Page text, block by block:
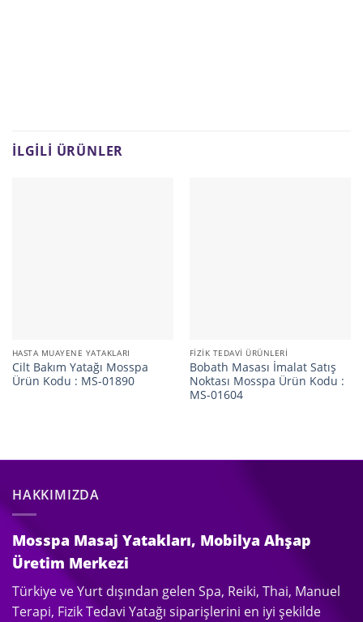
İLGILI ÜRÜNLER
HASTA MUAYENE YATAKLARI
Cilt Bakım Yatağı Mosspa
Ürün Kodu : MS-01890
FIZIK TEDAVI ÜRÜNLERI
Bobath Masası İmalat Satış
Noktası Mosspa Ürün Kodu :
MS-01604
HAKKIMIZDA
Mosspa Masaj Yatakları, Mobilya Ahşap
Üretim Merkezi
Türkiye ve Yurt dışından gelen Spa, Reiki, Thai, Manuel
Terapi, Fizik Tedavi Yatağı siparişlerini en iyi şekilde